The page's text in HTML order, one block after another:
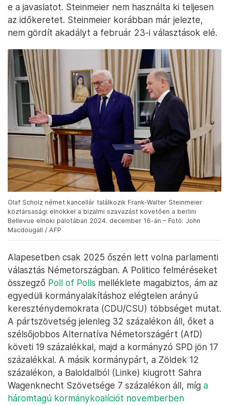
e a javaslatot. Steinmeier nem használta ki teljesen
az időkeretet. Steinmeier korábban már jelezte,
nem gördít akadályt a február 23-i választások elé.
Olaf Scholz német kancellár találkozik Frank-Walter Steinmeier
köztársasági elnökkel a bizalmi szavazást követően a berlini
Bellevue elnöki palotában 2024. december 16-án – Fotó: John
Macdougall / AFP
Alapesetben csak 2025 őszén lett volna parlamenti
választás Németországban. A Politico felméréseket
összegző Poll of Polls melléklete magabiztos, ám az
egyedüli kormányalakításhoz elégtelen arányú
kereszténydemokrata (CDU/CSU) többséget mutat.
A pártszövetség jelenleg 32 százalékon áll, őket a
szélsőjobbos Alternatíva Németországért (AfD)
követi 19 százalékkal, majd a kormányzó SPD jön 17
százalékkal. A másik kormánypárt, a Zöldek 12
százalékon, a Baloldalból (Linke) kiugrott Sahra
Wagenknecht Szövetsége 7 százalékon áll, míg a
háromtagú kormánykoalíciót novemberben